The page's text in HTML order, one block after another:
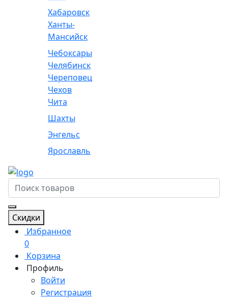
Хабаровск
Ханты-
Мансийск
Чебоксары
Челябинск
Череповец
Чехов
Чита
Шахты
Энгельс
Ярославль
Скидки
Избранное
0
Корзина
Профиль
Войти
Регистрация